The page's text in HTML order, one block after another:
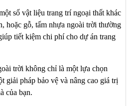
số vật liệu trang trí ngoại thất khác
hoặc gỗ, tấm nhựa ngoài trời thường
tiết kiệm chi phí cho dự án trang
trời không chỉ là một lựa chọn
giải pháp bảo vệ và nâng cao giá trị
của bạn.